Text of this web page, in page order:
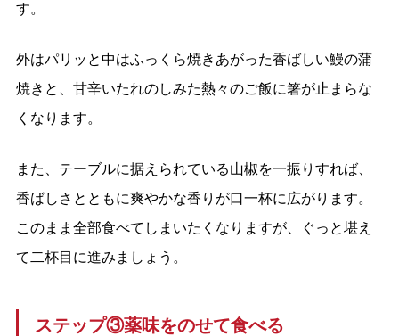
す。
外はパリッと中はふっくら焼きあがった香ばしい鰻の蒲
焼きと、甘辛いたれのしみた熱々のご飯に箸が止まらな
くなります。
また、テーブルに据えられている山椒を一振りすれば、
香ばしさとともに爽やかな香りが口一杯に広がります。
このまま全部食べてしまいたくなりますが、ぐっと堪え
て二杯目に進みましょう。
ステップ③薬味をのせて食べる